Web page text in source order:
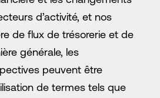
d’activité, et nos
de flux de trésorerie et de
générale, les
peuvent être
de termes tels que